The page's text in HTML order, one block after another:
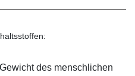
des menschlichen